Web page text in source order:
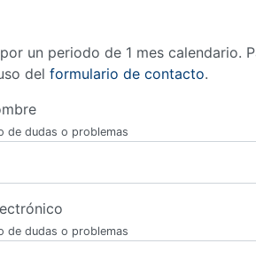
un periodo de 1 mes calendario.
del formulario de contacto.
de dudas o problemas
de dudas o problemas